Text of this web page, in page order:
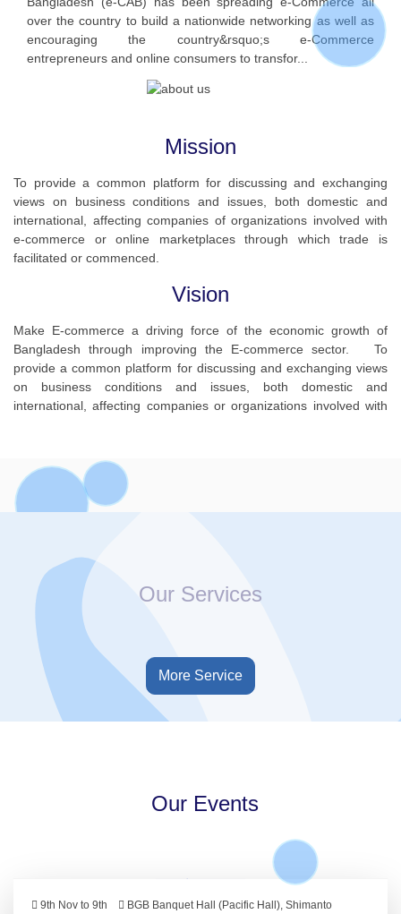
over the country to build a nationwide networking as well as
encouraging the country&rsquo;s e-Commerce
entrepreneurs and online consumers to transfor...
Mission
To provide a common platform for discussing and exchanging
views on business conditions and issues, both domestic and
international, affecting companies of organizations involved with
e-commerce or online marketplaces through which trade is
facilitated or commenced.
Vision
Make E-commerce a driving force of the economic growth of
Bangladesh through improving the E-commerce sector. To
provide a common platform for discussing and exchanging views
on business conditions and issues, both domestic and
international, affecting companies or organizations involved with
Our Services
More Service
Our Events
9th Nov to 9th
BGB Banquet Hall (Pacific Hall), Shimanto